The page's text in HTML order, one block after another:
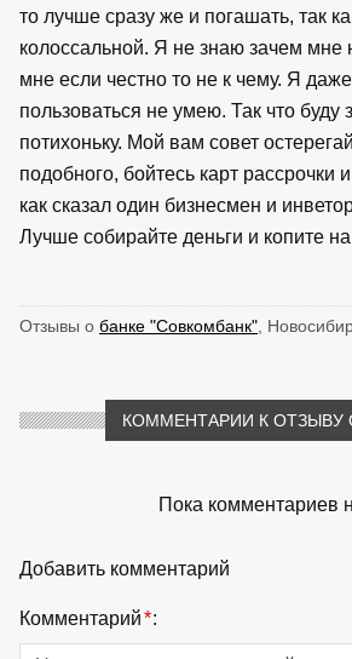
то лучше сразу же и погашать, так
колоссальной. Я не знаю зачем мне
мне если честно то не к чему. Я
пользоваться не умею. Так что буду
потихоньку. Мой вам совет
подобного, бойтесь карт рассрочки
как сказал один бизнесмен и
Лучше собирайте деньги и копите
Отзывы о банке "Совкомбанк" ,
КОММЕНТАРИИ К ОТЗЫВУ
Пока комментариев
Добавить комментарий
Комментарий*: